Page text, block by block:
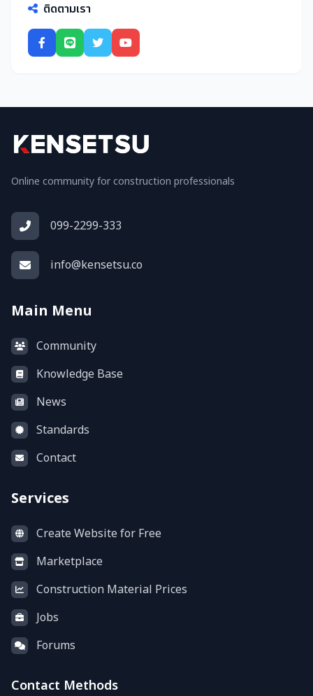
ติดตามเรา
Online community for construction professionals
099-2299-333
info@kensetsu.co
Main Menu
Community
Knowledge Base
News
Standards
Contact
Services
Create Website for Free
Marketplace
Construction Material Prices
Jobs
Forums
Contact Methods